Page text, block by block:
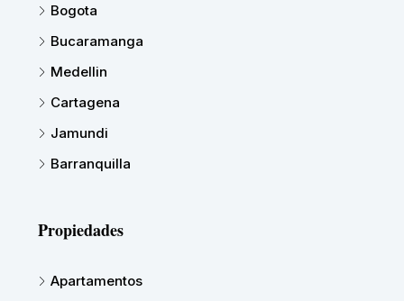
Bogota
Bucaramanga
Medellin
Cartagena
Jamundi
Barranquilla
Propiedades
Apartamentos